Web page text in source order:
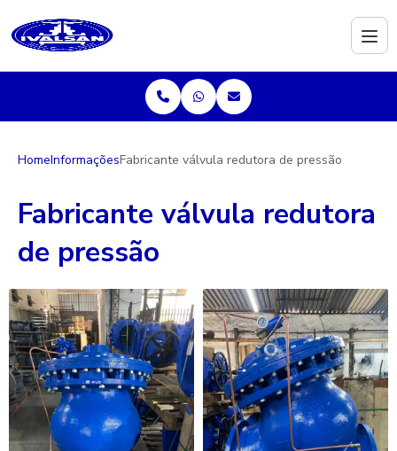
HomeInformaçõesFabricante válvula redutora de pressão
Fabricante válvula redutora
de pressão